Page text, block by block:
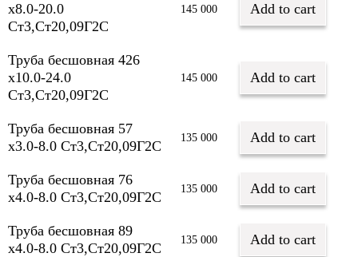
х8.0-20.0
Ст3,Ст20,09Г2С
145 000 Add to cart
Труба бесшовная 426
х10.0-24.0
Ст3,Ст20,09Г2С
145 000 Add to cart
Труба бесшовная 57
х3.0-8.0 Ст3,Ст20,09Г2С
135 000 Add to cart
Труба бесшовная 76
х4.0-8.0 Ст3,Ст20,09Г2С
135 000 Add to cart
Труба бесшовная 89
х4.0-8.0 Ст3,Ст20,09Г2С
135 000 Add to cart